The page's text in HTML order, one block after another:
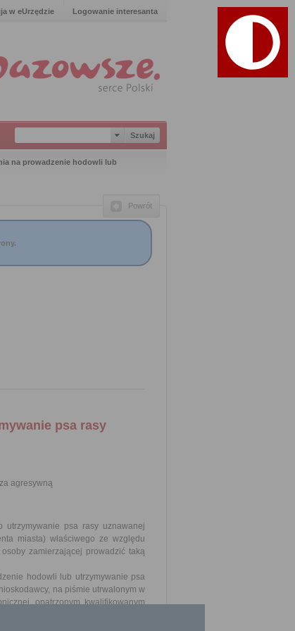
w eUrzędzie Logowanie interesanta
na prowadzenie hodowli lub
Powrót
psa rasy
agresywną
psa rasy uznawanej
miasta) właściwego ze względu
zamierzającej prowadzić taką
hodowli lub utrzymywanie psa
na piśmie utrwalonym w
opatrzonym kwalifikowanym
Ministra Spraw Wewnętrznych